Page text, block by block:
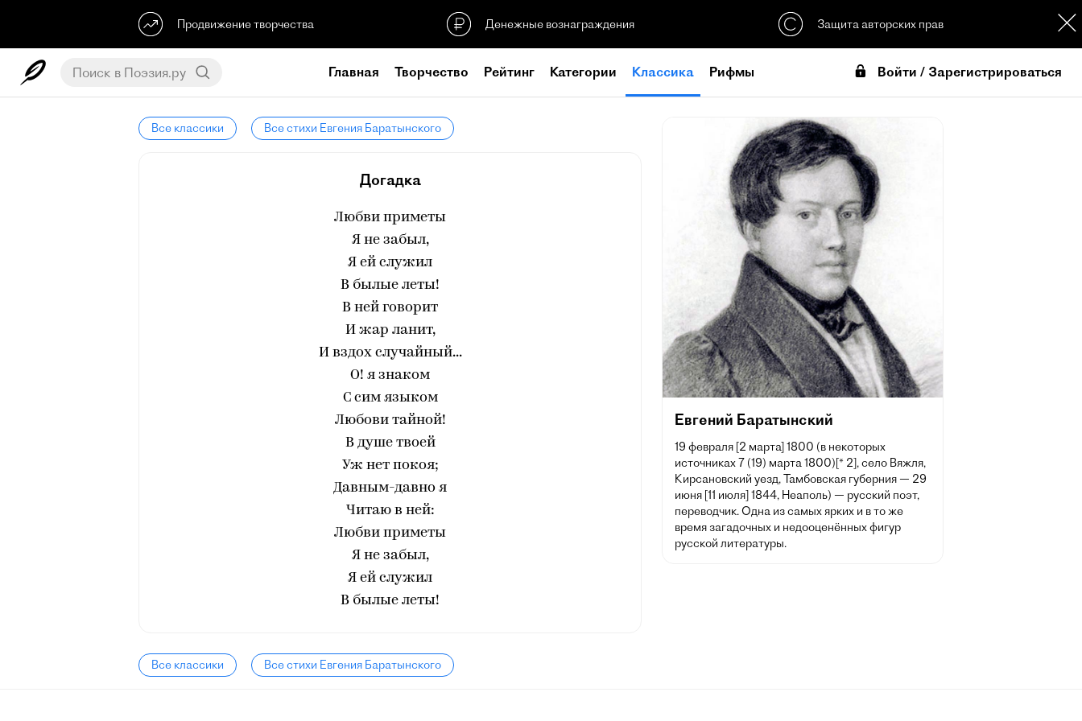
Продвижение творчества Денежные вознаграждения Защита авторских прав
Главная Творчество Рейтинг Категории Классика Рифмы Войти / Зарегистрироваться
Все классики Все стихи Евгения Баратынского
Догадка
Любви приметы
Я не забыл,
Я ей служил
В былые леты!
В ней говорит
И жар ланит,
И вздох случайный...
О! я знаком
С сим языком
Любови тайной!
В душе твоей
Уж нет покоя;
Давным-давно я
Читаю в ней:
Любви приметы
Я не забыл,
Я ей служил
В былые леты!
Все классики Все стихи Евгения Баратынского
Евгений Баратынский
19 февраля [2 марта] 1800 (в некоторых
источниках 7 (19) марта 1800)[* 2], село Вяжля,
Кирсановский уезд, Тамбовская губерния — 29
июня [11 июля] 1844, Неаполь) — русский поэт,
переводчик. Одна из самых ярких и в то же
время загадочных и недооценённых фигур
русской литературы.